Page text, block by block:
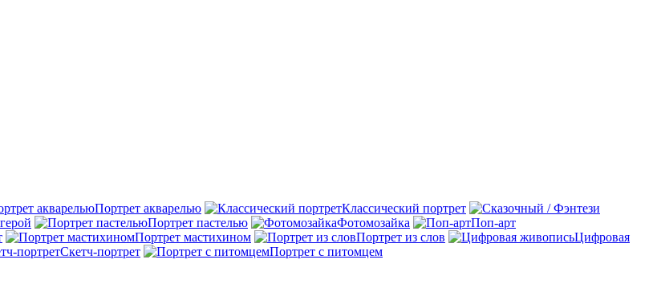
Портрет акварелью
Классический портрет
Портрет пастелью Фотомозайка
Поп-арт
Портрет мастихином Портрет из слов
Цифровая
Скетч-портрет
Портрет с питомцем